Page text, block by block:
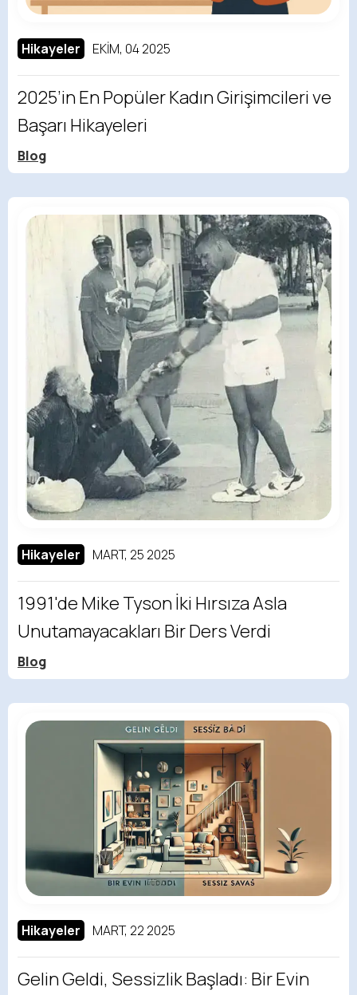
Hikayeler EKIM, 04 2025
2025’in En Popüler Kadın Girişimcileri ve
Başarı Hikayeleri
Blog
Hikayeler MART, 25 2025
1991'de Mike Tyson İki Hırsıza Asla
Unutamayacakları Bir Ders Verdi
Blog
Hikayeler MART, 22 2025
Gelin Geldi, Sessizlik Başladı: Bir Evin